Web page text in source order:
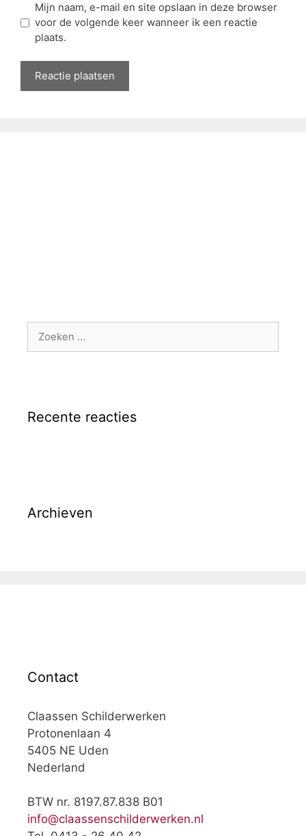
Mijn naam, e-mail en site opslaan in deze browser
voor de volgende keer wanneer ik een reactie
plaats.
Recente reacties
Archieven
Contact
Claassen Schilderwerken
Protonenlaan 4
5405 NE Uden
Nederland
BTW nr. 8197.87.838 B01
info@claassenschilderwerken.nl